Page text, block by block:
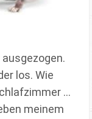
los. Wie
...
meinem